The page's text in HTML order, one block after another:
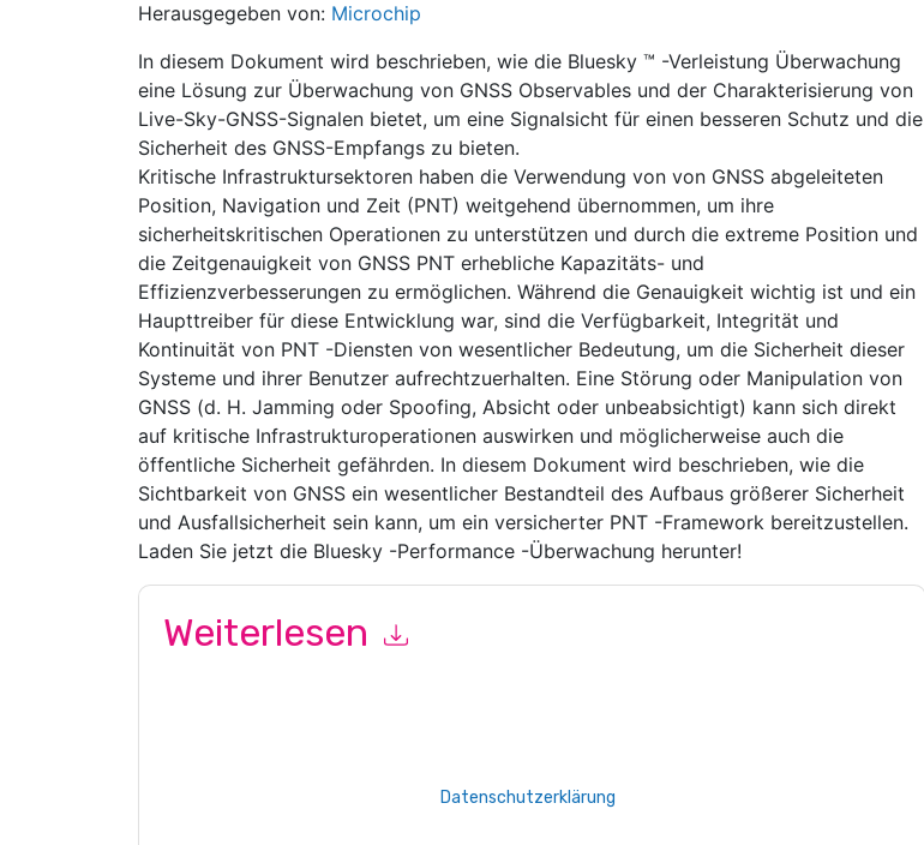
Herausgegeben von: Microchip
In diesem Dokument wird beschrieben, wie die Bluesky ™ -Verleistung Überwachung
eine Lösung zur Überwachung von GNSS Observables und der Charakterisierung von
Live-Sky-GNSS-Signalen bietet, um eine Signalsicht für einen besseren Schutz und die
Sicherheit des GNSS-Empfangs zu bieten.
Kritische Infrastruktursektoren haben die Verwendung von von GNSS abgeleiteten
Position, Navigation und Zeit (PNT) weitgehend übernommen, um ihre
sicherheitskritischen Operationen zu unterstützen und durch die extreme Position und
die Zeitgenauigkeit von GNSS PNT erhebliche Kapazitäts- und
Effizienzverbesserungen zu ermöglichen. Während die Genauigkeit wichtig ist und ein
Haupttreiber für diese Entwicklung war, sind die Verfügbarkeit, Integrität und
Kontinuität von PNT -Diensten von wesentlicher Bedeutung, um die Sicherheit dieser
Systeme und ihrer Benutzer aufrechtzuerhalten. Eine Störung oder Manipulation von
GNSS (d. H. Jamming oder Spoofing, Absicht oder unbeabsichtigt) kann sich direkt
auf kritische Infrastrukturoperationen auswirken und möglicherweise auch die
öffentliche Sicherheit gefährden. In diesem Dokument wird beschrieben, wie die
Sichtbarkeit von GNSS ein wesentlicher Bestandteil des Aufbaus größerer Sicherheit
und Ausfallsicherheit sein kann, um ein versicherter PNT -Framework bereitzustellen.
Laden Sie jetzt die Bluesky -Performance -Überwachung herunter!
Weiterlesen
Datenschutzerklärung